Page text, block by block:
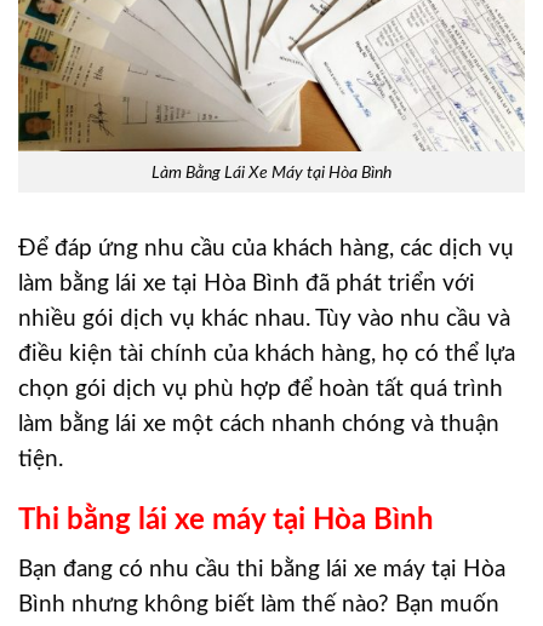
Làm Bằng Lái Xe Máy tại Hòa Bình
Để đáp ứng nhu cầu của khách hàng, các dịch vụ
làm bằng lái xe tại Hòa Bình đã phát triển với
nhiều gói dịch vụ khác nhau. Tùy vào nhu cầu và
điều kiện tài chính của khách hàng, họ có thể lựa
chọn gói dịch vụ phù hợp để hoàn tất quá trình
làm bằng lái xe một cách nhanh chóng và thuận
tiện.
Thi bằng lái xe máy tại Hòa Bình
Bạn đang có nhu cầu thi bằng lái xe máy tại Hòa
Bình nhưng không biết làm thế nào? Bạn muốn